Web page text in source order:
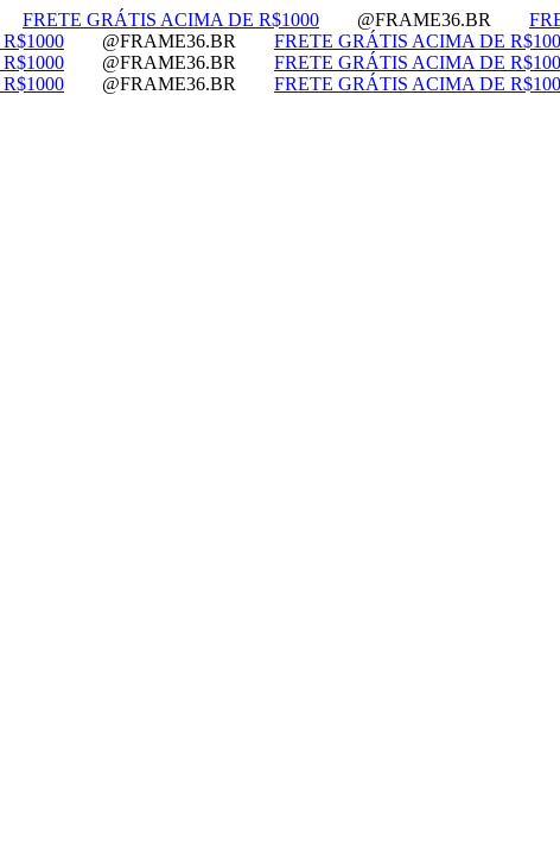
FRETE GRÁTIS ACIMA DE R$1000 @FRAME36.BR
@FRAME36.BR FRETE GRÁTIS ACIMA DE
@FRAME36.BR FRETE GRÁTIS ACIMA DE
@FRAME36.BR FRETE GRÁTIS ACIMA DE